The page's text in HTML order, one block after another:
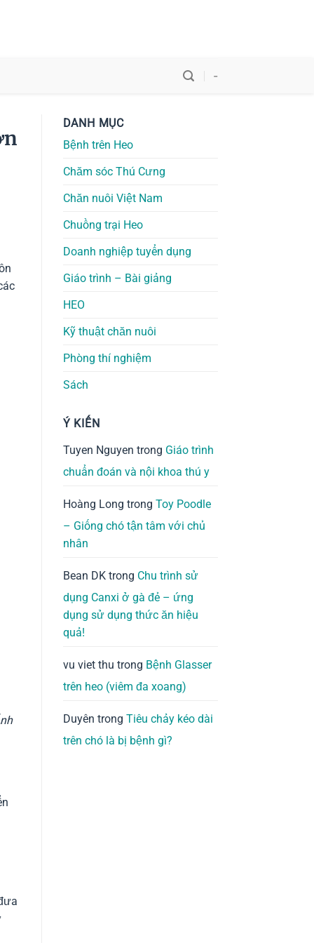
-
DANH MỤC
Bệnh trên Heo
Chăm sóc Thú Cưng
Chăn nuôi Việt Nam
Chuồng trại Heo
Doanh nghiệp tuyển dụng
Giáo trình – Bài giảng
HEO
Kỹ thuật chăn nuôi
Phòng thí nghiệm
Sách
Ý KIẾN
Tuyen Nguyen trong Giáo trình
chuẩn đoán và nội khoa thú y
Hoàng Long trong Toy Poodle
– Giống chó tận tâm với chủ
nhân
Bean DKtrong Chu trình sử
dụng Canxi ở gà đẻ – ứng
dụng sử dụng thức ăn hiệu
quả!
vu viet thu trong Bệnh Glasser
trên heo (viêm đa xoang)
Duyên trong Tiêu chảy kéo dài
trên chó là bị bệnh gì?